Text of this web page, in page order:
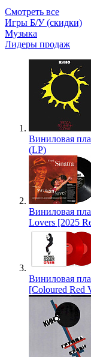
Смотреть все
Игры Б/У (скидки)
Музыка
Лидеры продаж
Виниловая
(LP)
Виниловая
Lovers [2025
Виниловая
[Coloured Red